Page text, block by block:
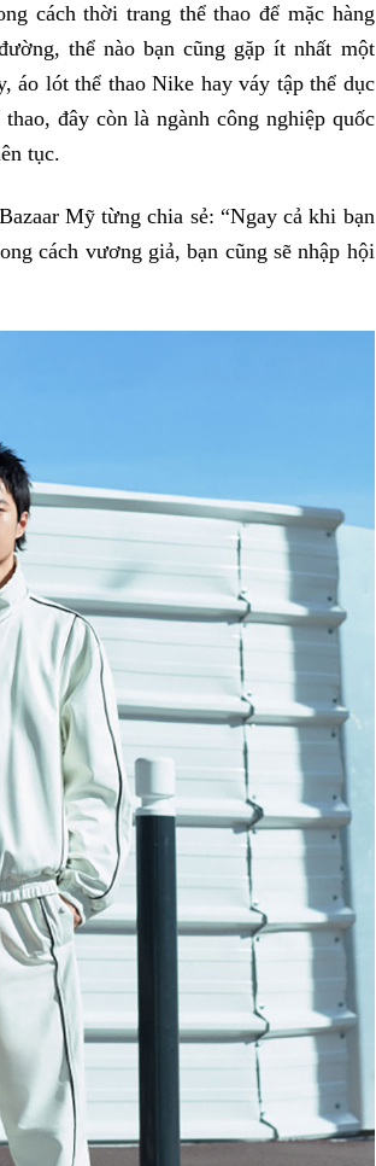
cách thời trang thể thao để mặc hàng
thể nào bạn cũng gặp ít nhất một
áo lót thể thao Nike hay váy tập thể dục
đây còn là ngành công nghiệp quốc
tục.
Mỹ từng chia sẻ: “Ngay cả khi bạn
cách vương giả, bạn cũng sẽ nhập hội